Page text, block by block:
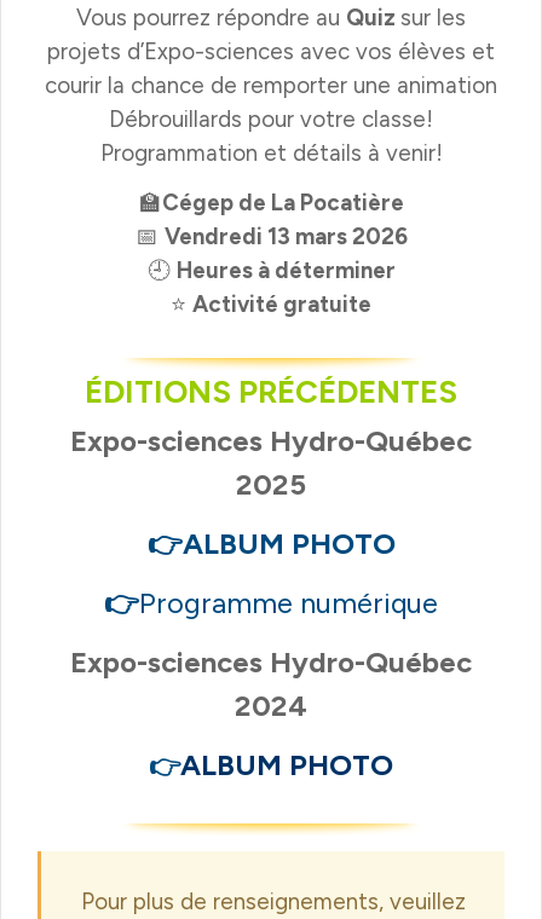
Vous pourrez répondre au Quiz sur les
projets d’Expo-sciences avec vos élèves et
courir la chance de remporter une animation
Débrouillards pour votre classe!
Programmation et détails à venir!
🏫Cégep de La Pocatière
📅 Vendredi 13 mars 2026
🕘 Heures à déterminer
⭐ Activité gratuite
ÉDITIONS PRÉCÉDENTES
Expo-sciences Hydro-Québec
2025
👉ALBUM PHOTO
👉Programme numérique
Expo-sciences Hydro-Québec
2024
👉ALBUM PHOTO
Pour plus de renseignements, veuillez